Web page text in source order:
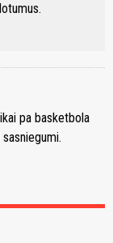
pa basketbola